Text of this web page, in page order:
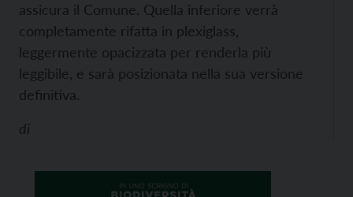
assicura il Comune. Quella inferiore verrà
completamente rifatta in plexiglass,
leggermente opacizzata per renderla più
leggibile, e sarà posizionata nella sua versione
definitiva.
di